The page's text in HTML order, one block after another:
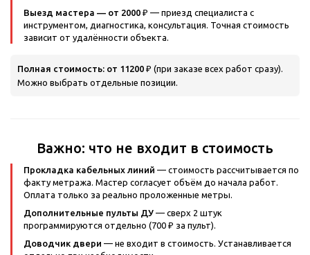
Выезд мастера — от 2000 ₽ — приезд специалиста с
инструментом, диагностика, консультация. Точная стоимость
зависит от удалённости объекта.
Полная стоимость: от 11200 ₽ (при заказе всех работ сразу).
Можно выбрать отдельные позиции.
Важно: что не входит в стоимость
Прокладка кабельных линий — стоимость рассчитывается по
факту метража. Мастер согласует объём до начала работ.
Оплата только за реально проложенные метры.
Дополнительные пульты ДУ — сверх 2 штук
программируются отдельно (700 ₽ за пульт).
Доводчик двери — не входит в стоимость. Устанавливается